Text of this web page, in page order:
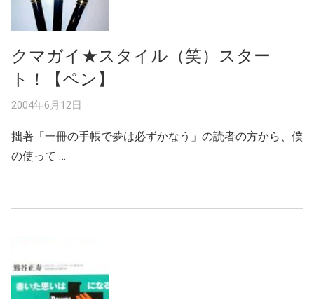
クマガイ★スタイル（笑）スター
ト！【ペン】
2004年6月12日
拙著「一冊の手帳で夢は必ずかなう」の読者の方から、僕
の使って …